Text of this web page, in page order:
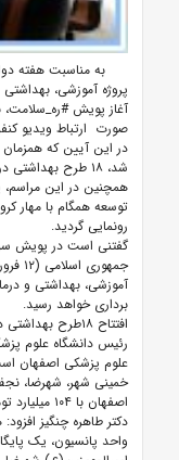
آغاز پویش
صورت ارتباط ویدیو
در این آیین که همزمان
شد، ۱۸ طرح بهداشتی درمانی در استان اصفهان نیز افتتاح گردید.
همچنین در این
توسعه همگام با مهار
رونمایی گردید.
گفتنی است در پویش
برداری خواهد رسید.
افتتاح ۱۸طرح بهداشتی درمانی در استان اصفهان
علوم پزشکی اصفهان
خمینی شهر، شهرضا، نجف
اصفهان با ۱۰۴ میلیارد تومان هزینه به بهره برداری رسیده است.
دکتر طاهره چنگیز